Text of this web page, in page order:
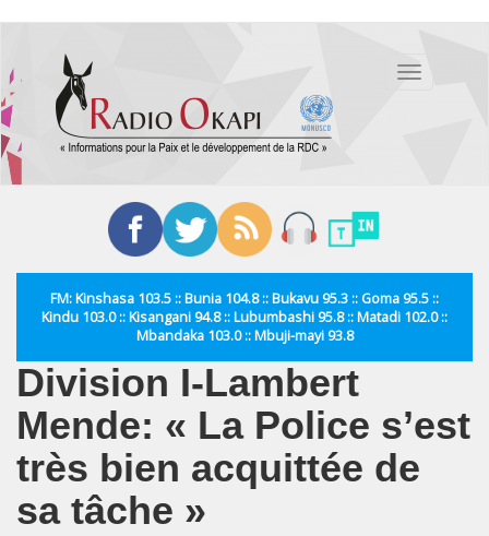
contenu
principal
Toggle
FM: Kinshasa 103.5 :: Bunia 104.8 :: Bukavu 95.3 :: Goma 95.5 ::
Kindu 103.0 :: Kisangani 94.8 :: Lubumbashi 95.8 :: Matadi 102.0 ::
Mbandaka 103.0 :: Mbuji-mayi 93.8
Division I-Lambert
Mende: « La Police s’est
très bien acquittée de
sa tâche »